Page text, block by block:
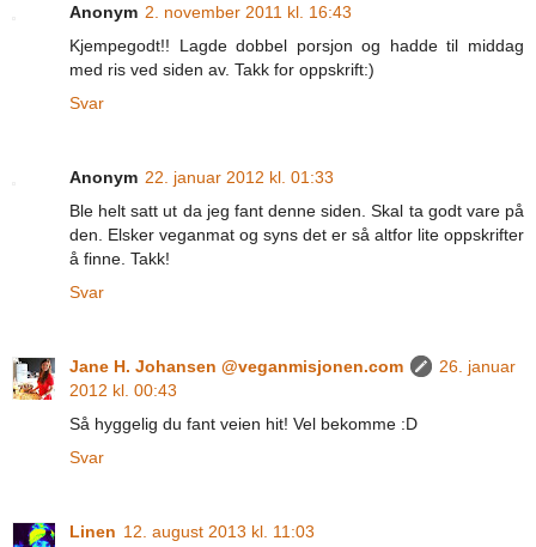
Anonym 2. november 2011 kl. 16:43
Kjempegodt!! Lagde dobbel porsjon og hadde til middag
med ris ved siden av. Takk for oppskrift:)
Svar
Anonym 22. januar 2012 kl. 01:33
Ble helt satt ut da jeg fant denne siden. Skal ta godt vare på
den. Elsker veganmat og syns det er så altfor lite oppskrifter
å finne. Takk!
Svar
Jane H. Johansen @veganmisjonen.com
26. januar
2012 kl. 00:43
Så hyggelig du fant veien hit! Vel bekomme :D
Svar
Linen 12. august 2013 kl. 11:03